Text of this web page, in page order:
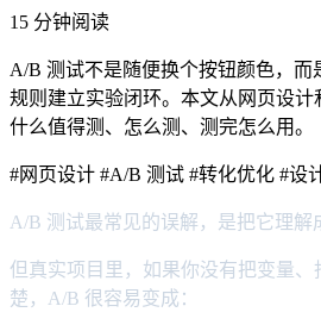
15 分钟阅读
A/B 测试不是随便换个按钮颜色，而
规则建立实验闭环。本文从网页设
什么值得测、怎么测、测完怎么用。
#网页设计 #A/B 测试 #转化优化 #设
A/B 测试最常见的误解，是把它理解
但真实项目里，如果你没有把变量
楚，A/B 很容易变成：